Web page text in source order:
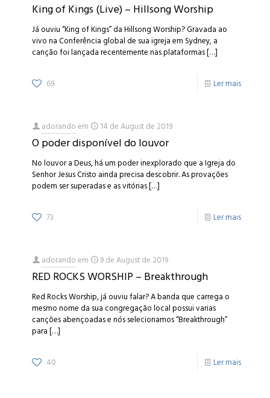
King of Kings (Live) – Hillsong Worship
Já ouviu “King of Kings” da Hillsong Worship? Gravada ao
vivo na Conferência global de sua igreja em Sydney, a
canção foi lançada recentemente nas plataformas[…]
69 Ler mais
adorandoem 14 de August de 2019
O poder disponível do louvor
No louvor a Deus, há um poder inexplorado que a Igreja do
Senhor Jesus Cristo ainda precisa descobrir. As provações
podem ser superadas e as vitórias[…]
73 Ler mais
adorandoem 9 de August de 2019
RED ROCKS WORSHIP – Breakthrough
Red Rocks Worship, já ouviu falar? A banda que carrega o
mesmo nome da sua congregação local possui varias
canções abençoadas e nós selecionamos “Breakthrough”
para[…]
40 Ler mais